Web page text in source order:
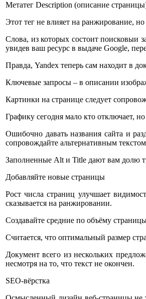
Метатег Description (описание
Этот тег не влияет на ранжирование,
Слова, из которых состоит поисковыи
увидев ваш ресурс в выдаче Google,
Правда, Yandex теперь сам находит в
Ключевые запросы – в описании
Картинки на странице следует
Графику сегодня мало кто отключает,
Ошибочно давать названия сайта и
сопровождайте альтернативным
Заполненные Alt и Title дают вам долю
Добавляйте новые страницы
Рост числа страниц улучшает
сказывается на ранжировании.
Создавайте средние по объёму
Считается, что оптимальный размер
Документ всего из нескольких
несмотря на то, что текст не окончен.
SEO-вёрстка